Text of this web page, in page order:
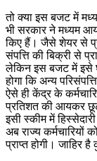
तो क्या इस बजट में
भी सरकार ने मध्यम आय
किए हैं। जैसे शेयर से
संपत्ति की बिक्री से
लेकिन इस बजट में इसे
होगा कि अन्य
ऐसे ही केंद्र के
प्रतिशत की आयकर छूट
इसी स्कीम में
अब राज्य कर्मचारियों
प्राप्त होगी। जाहिर